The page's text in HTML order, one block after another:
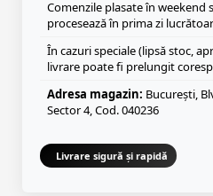
Comenzile plasate în weekend
procesează în prima zi
În cazuri speciale (lipsă stoc,
livrare poate fi prelungit
Adresa magazin: București,
Sector 4, Cod. 040236
Livrare sigură și rapidă